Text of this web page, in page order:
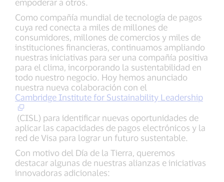
empoderar a otros.
Como compañía mundial de tecnología de pagos
cuya red conecta a miles de millones de
consumidores, millones de comercios y miles de
instituciones financieras, continuamos ampliando
nuestras iniciativas para ser una compañía positiva
para el clima, incorporando la sustentabilidad en
todo nuestro negocio. Hoy hemos anunciado
nuestra nueva colaboración con el
Cambridge Institute for Sustainability Leadership
(CISL) para identificar nuevas oportunidades de
aplicar las capacidades de pagos electrónicos y la
red de Visa para lograr un futuro sustentable.
Con motivo del Día de la Tierra, queremos
destacar algunas de nuestras alianzas e iniciativas
innovadoras adicionales: